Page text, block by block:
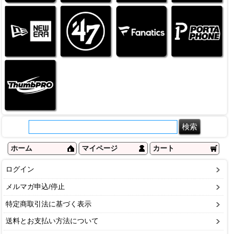
ホーム マイページ カート
ログイン
メルマガ申込/停止
特定商取引法に基づく表示
送料とお支払い方法について